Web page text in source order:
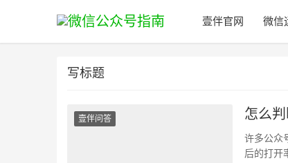
壹伴官网 微信
写标题
壹伴问答 怎么
许多公众
后的打开